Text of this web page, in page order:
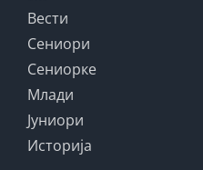
Вести
Сениори
Сениорке
Млади
Јуниори
Историја